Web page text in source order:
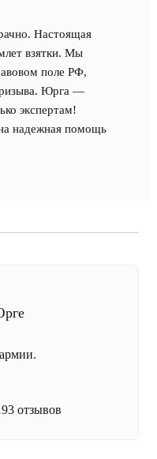
Настоящая
взятки. Мы
поле РФ,
Юрга —
экспертам!
надежная помощь
отзывов